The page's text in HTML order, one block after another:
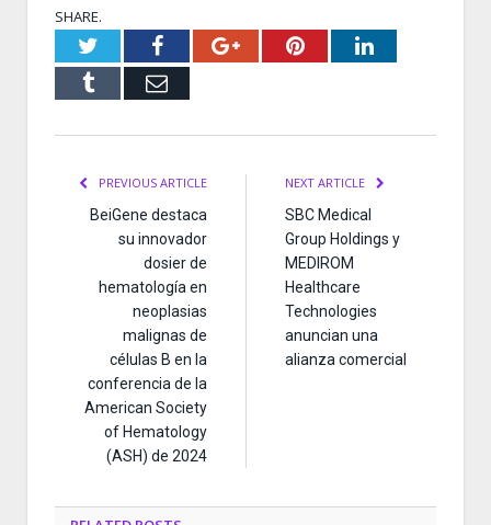
SHARE.
TwitterFacebookGoogle+PinterestLinkedIn
Tumblr Email
PREVIOUS ARTICLE
BeiGene destaca
su innovador
dosier de
hematología en
neoplasias
malignas de
células B en la
conferencia de la
American Society
of Hematology
(ASH) de 2024
NEXT ARTICLE
SBC Medical
Group Holdings y
MEDIROM
Healthcare
Technologies
anuncian una
alianza comercial